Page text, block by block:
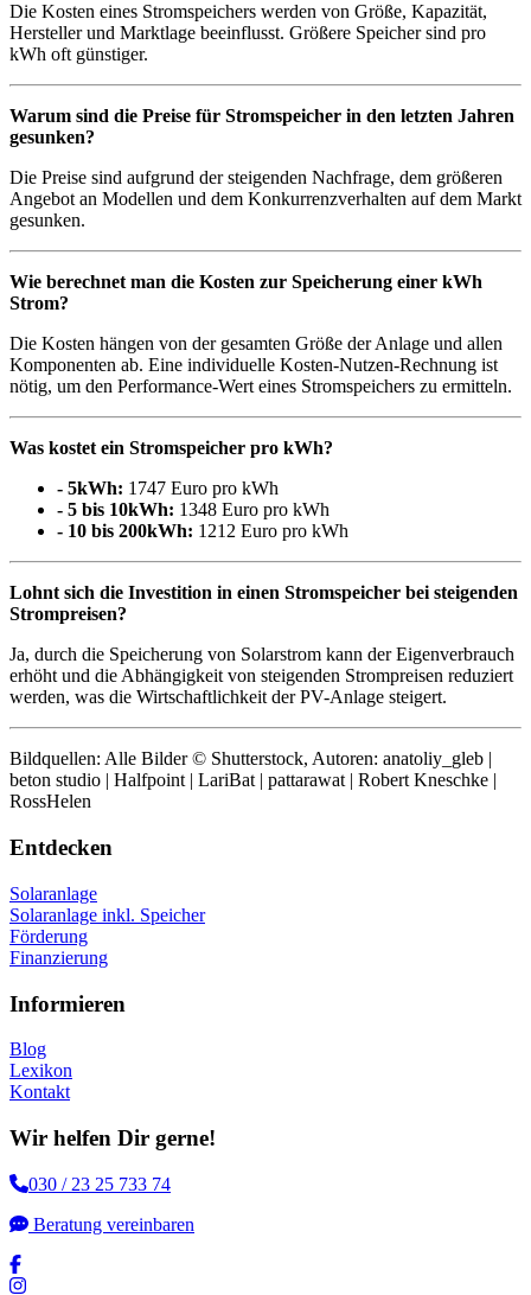
Die Kosten eines Stromspeichers werden von Größe, Kapazität,
Hersteller und Marktlage beeinflusst. Größere Speicher sind pro
kWh oft günstiger.
Warum sind die Preise für Stromspeicher in den letzten Jahren
gesunken?
Die Preise sind aufgrund der steigenden Nachfrage, dem größeren
Angebot an Modellen und dem Konkurrenzverhalten auf dem Markt
gesunken.
Wie berechnet man die Kosten zur Speicherung einer kWh
Strom?
Die Kosten hängen von der gesamten Größe der Anlage und allen
Komponenten ab. Eine individuelle Kosten-Nutzen-Rechnung ist
nötig, um den Performance-Wert eines Stromspeichers zu ermitteln.
Was kostet ein Stromspeicher pro kWh?
- 5kWh: 1747 Euro pro kWh
- 5 bis 10kWh: 1348 Euro pro kWh
- 10 bis 200kWh: 1212 Euro pro kWh
Lohnt sich die Investition in einen Stromspeicher bei steigenden
Strompreisen?
Ja, durch die Speicherung von Solarstrom kann der Eigenverbrauch
erhöht und die Abhängigkeit von steigenden Strompreisen reduziert
werden, was die Wirtschaftlichkeit der PV-Anlage steigert.
Bildquellen: Alle Bilder © Shutterstock, Autoren: anatoliy_gleb |
beton studio | Halfpoint | LariBat | pattarawat | Robert Kneschke |
RossHelen
Entdecken
Solaranlage
Solaranlage inkl. Speicher
Förderung
Finanzierung
Informieren
Blog
Lexikon
Kontakt
Wir helfen Dir gerne!
030 / 23 25 733 74
Beratung vereinbaren